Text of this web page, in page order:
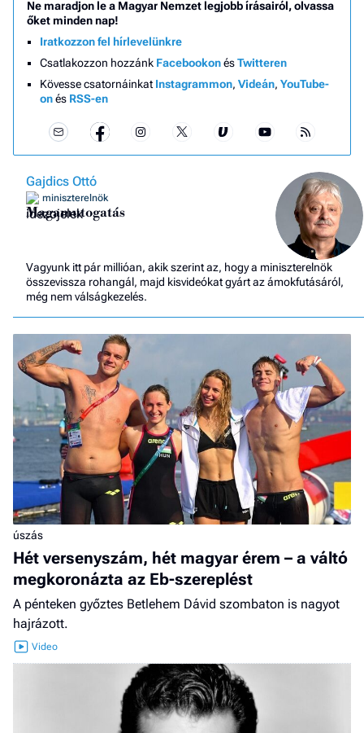
Ne maradjon le a Magyar Nemzet legjobb írásairól, olvassa
őket minden nap!
Iratkozzon fel hírlevelünkre
Csatlakozzon hozzánk FacebookonésTwitteren
Kövesse csatornáinkat Instagrammon, Videán, YouTube-
onés RSS-en
Gajdics Ottó
miniszterelnök
Magamutogatás
Vagyunk itt pár millióan, akik szerint az, hogy a miniszterelnök
összevissza rohangál, majd kisvideókat gyárt az ámokfutásáról,
még nem válságkezelés.
úszás
Hét versenyszám, hét magyar érem – a váltó
megkoronázta az Eb-szereplést
A pénteken győztes Betlehem Dávid szombaton is nagyot
hajrázott.